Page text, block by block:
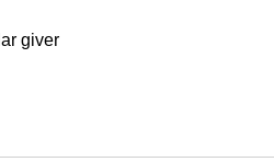
giver